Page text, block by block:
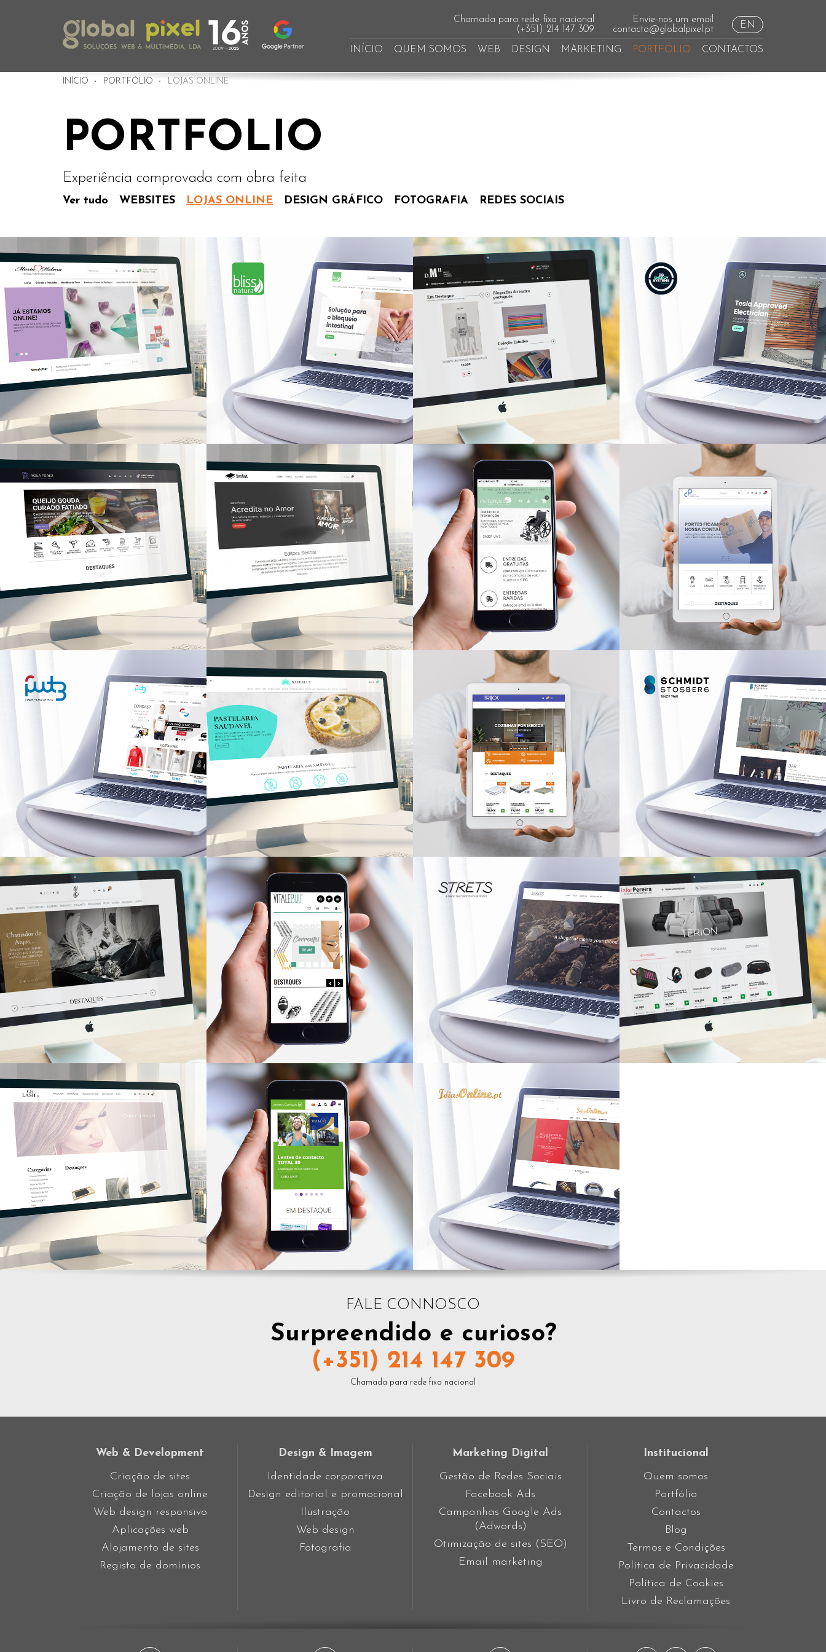
Chamada para rede fixa nacional
(+351) 214 147 309
Envie-nos um email
contacto@globalpixel.pt
EN
INÍCIO QUEM SOMOS WEB DESIGN MARKETING PORTFÓLIO CONTACTOS
INÍCIO PORTFÓLIO LOJAS ONLINE
PORTFOLIO
Experiência comprovada com obra feita
Ver tudo WEBSITES LOJAS ONLINE DESIGN GRÁFICO FOTOGRAFIA REDES SOCIAIS
Maria Helena
LOJAS ONLINE
Bliss Natura
LOJAS ONLINE
Teatro Nacional
D. Maria II
LOJAS ONLINE
DB Energy
Systems
LOJAS ONLINE
Rosa Pérez
LOJAS ONLINE
Seshat
LOJAS ONLINE
Multiphysio
LOJAS ONLINE
C&P - Produtos
Hospitalares
LOJAS ONLINE
PUTZ Stamp
Filho da Putz
LOJAS ONLINE
Naturluv
LOJAS ONLINE
Frijoc
LOJAS ONLINE
Schmidt -
Stosberg
LOJAS ONLINE
Odcjewelry
LOJAS ONLINE
VITALEBIJU
LOJAS ONLINE
Strets
LOJAS ONLINE
Lentes de
Contacto 24
Jóias Online
LOJAS ONLINE
FALE CONNOSCO
Surpreendido e curioso?
(+351) 214 147 309
Chamada para rede fixa nacional
Web & Development
Criação de sites
Criação de lojas online
Web design responsivo
Aplicações web
Alojamento de sites
Registo de domínios
Design & Imagem
Identidade corporativa
Design editorial e promocional
Ilustração
Web design
Fotografia
Marketing Digital
Gestão de Redes Sociais
Facebook Ads
Campanhas Google Ads
(Adwords)
Otimização de sites (SEO)
Email marketing
Institucional
Quem somos
Portfólio
Contactos
Blog
Termos e Condições
Política de Privacidade
Política de Cookies
Livro de Reclamações